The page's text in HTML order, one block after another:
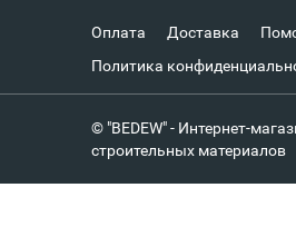
Оплата Доставка
Политика
© "BEDEW" - Интернет-
строительных материалов